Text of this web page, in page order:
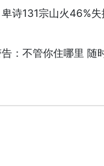
诗131宗山火46%失
：不管你住哪里 随